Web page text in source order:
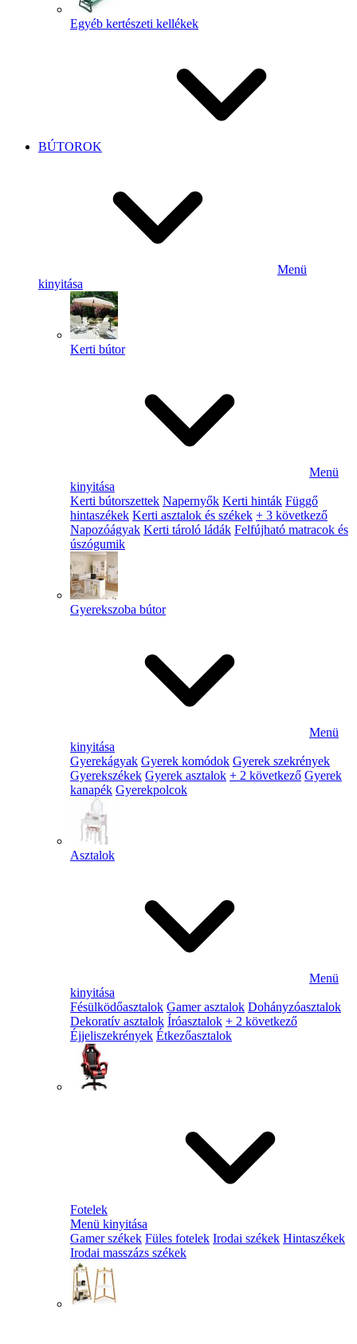
Egyéb kertészeti kellékek
BÚTOROK
Menü
kinyitása
Kerti bútor
Menü
kinyitása
Kerti bútorszettek Napernyők Kerti hinták Függő
hintaszékek Kerti asztalok és székek + 3 következő
Napozóágyak Kerti tároló ládák Felfújható matracok és
úszógumik
Gyerekszoba bútor
Menü
kinyitása
Gyerekágyak Gyerek komódok Gyerek szekrények
Gyerekszékek Gyerek asztalok + 2 következő Gyerek
kanapék Gyerekpolcok
Asztalok
Menü
kinyitása
Fésülködőasztalok Gamer asztalok Dohányzóasztalok
Dekoratív asztalok Íróasztalok + 2 következő
Éjjeliszekrények Étkezőasztalok
Fotelek
Menü kinyitása
Gamer székek Füles fotelek Irodai székek Hintaszékek
Irodai masszázs székek